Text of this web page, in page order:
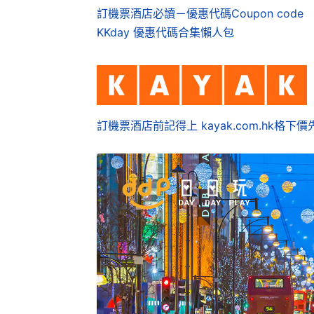
訂機票酒店必讀－優惠代碼Coupon code
KKday 優惠代碼合集懶人包
訂機票酒店前記得上 kayak.com.hk格下價